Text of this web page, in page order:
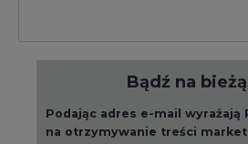
Bądź na
Podając adres e-mail wyrażają
na otrzymywanie treści